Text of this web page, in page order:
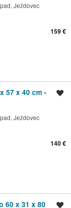
Ježdovec
159 €
57 x 40 cm -
Ježdovec
140 €
60 x 31 x 80